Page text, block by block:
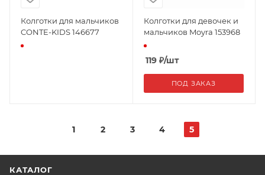
Колготки для мальчиков
CONTE-KIDS 146677
Колготки для девочек и
мальчиков Moyra 153968
119₽/шт
ПОД ЗАКАЗ
1 2 3 4 5
КАТАЛОГ